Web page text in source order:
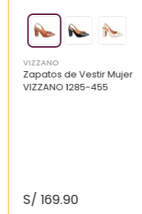
VIZZANO
Zapatos de Vestir Mujer
VIZZANO 1285-455
S/ 169.90